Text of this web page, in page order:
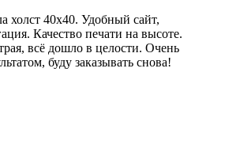
холст 40х40. Удобный сайт,
Качество печати на высоте.
всё дошло в целости. Очень
буду заказывать снова!